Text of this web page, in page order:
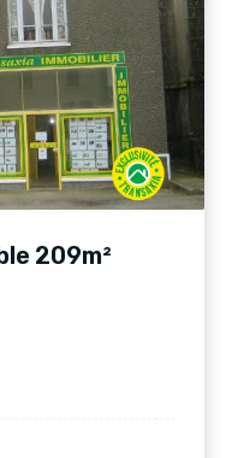
209m²